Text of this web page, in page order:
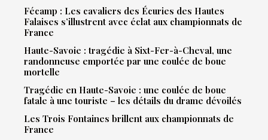
Fécamp : Les cavaliers des Écuries des Hautes
Falaises s’illustrent avec éclat aux championnats de
France
Haute-Savoie : tragédie à Sixt-Fer-à-Cheval, une
randonneuse emportée par une coulée de boue
mortelle
Tragédie en Haute-Savoie : une coulée de boue
fatale à une touriste – les détails du drame dévoilés
Les Trois Fontaines brillent aux championnats de
France